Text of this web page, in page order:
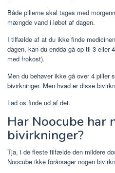
Både pillerne skal tages med
mængde vand i løbet af dagen.
I tilfælde af at du ikke finde
dagen, kan du endda gå op til 3 eller
med frokost).
Men du behøver ikke gå over 4 piller
bivirkninger. Men hvad er disse
Lad os finde ud af det.
Har Noocube har
bivirkninger?
Tja, i de fleste tilfælde den mildere
Noocube ikke forårsager nogen